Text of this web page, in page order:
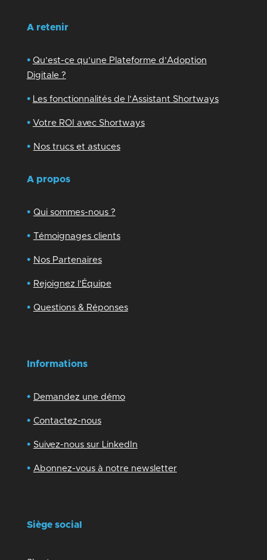
A retenir
• Qu’est-ce qu’une Plateforme d’Adoption
Digitale ?
• Les fonctionnalités de l’Assistant Shortways
• Votre ROI avec Shortways
• Nos trucs et astuces
A propos
• Qui sommes-nous ?
• Témoignages clients
• Nos Partenaires
• Rejoignez l’Équipe
• Questions & Réponses
Informations
• Demandez une démo
• Contactez-nous
• Suivez-nous sur LinkedIn
• Abonnez-vous à notre newsletter
Siège social